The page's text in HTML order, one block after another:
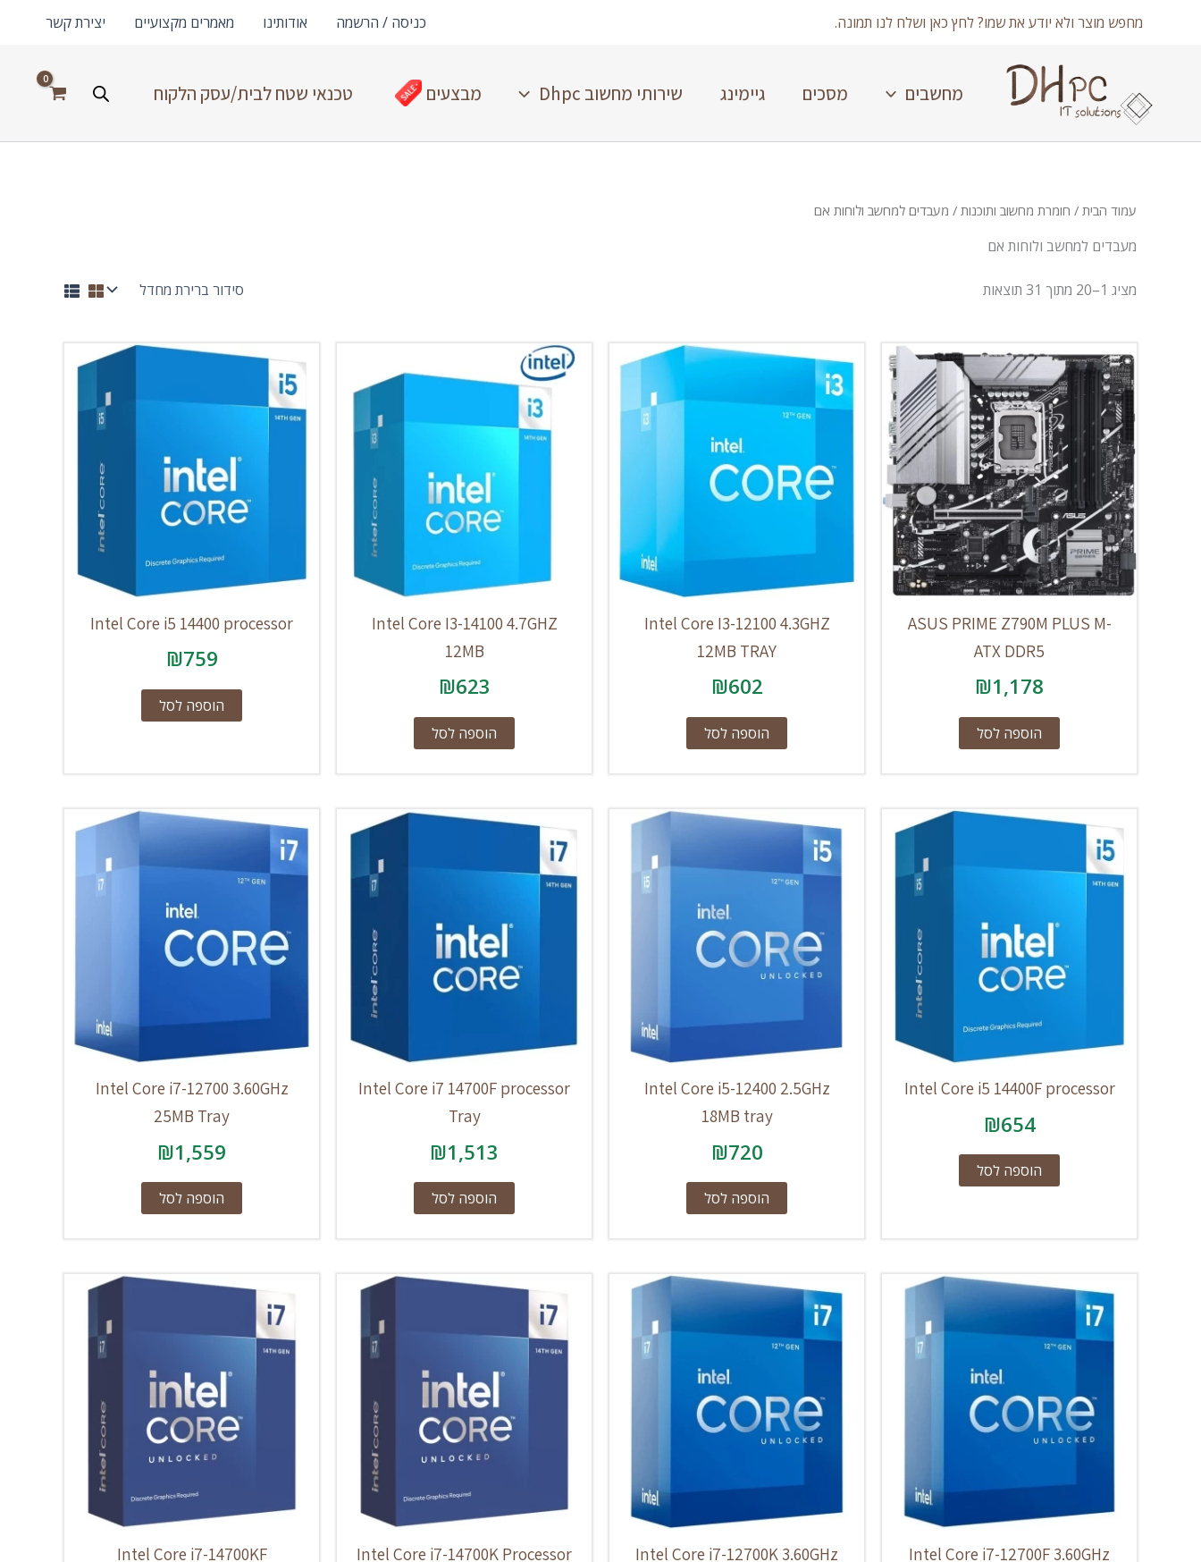
מחפש מוצר ולא יודע את שמו? לחץ כאן ושלח לנו תמונה. כניסה / הרשמה אודותינו מאמרים מקצועיים יצירת קשר
מחשבים מסכים גיימינג שירותי מחשוב Dhpc מבצעים טכנאי שטח לבית/עסק הלקוח
עמוד הבית / חומרת מחשוב ותוכנות / מעבדים למחשב ולוחות אם
מעבדים למחשב ולוחות אם
Showing 1–31 of 31 results
ASUS PRIME Z790M PLUS M-
ATX DDR5
₪1,178
הוספה לסל
Intel Core I3-12100 4.3GHZ
12MB TRAY
₪602
הוספה לסל
Intel Core I3-14100 4.7GHZ
12MB
₪623
הוספה לסל
Intel Core i5 14400 processor
₪759
הוספה לסל
Intel Core i5 14400F processor
₪654
הוספה לסל
Intel Core i5-12400 2.5GHz
18MB tray
₪720
הוספה לסל
Intel Core i7 14700F processor
Tray
₪1,513
הוספה לסל
Intel Core i7-12700 3.60GHz
25MB Tray
₪1,559
הוספה לסל
Intel Core i7-12700F 3.60GHz
Intel Core i7-12700K 3.60GHz
Intel Core i7-14700K Processor
Intel Core i7-14700KF